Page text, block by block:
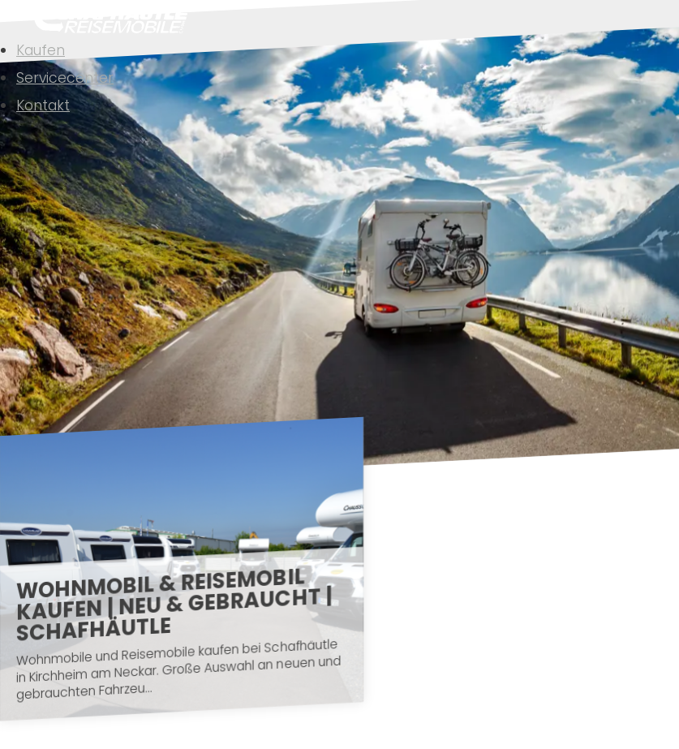
Kaufen
Servicecenter
Kontakt
WOHNMOBIL & REISEMOBIL
KAUFEN | NEU & GEBRAUCHT |
SCHAFHÄUTLE
Wohnmobile und Reisemobile kaufen bei Schafhäutle
in Kirchheim am Neckar. Große Auswahl an neuen und
gebrauchten Fahrzeu...